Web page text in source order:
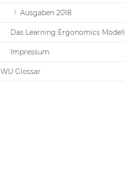
Ausgaben 2018
Das Learning Ergonomics Modell
Impressum
WU Glossar